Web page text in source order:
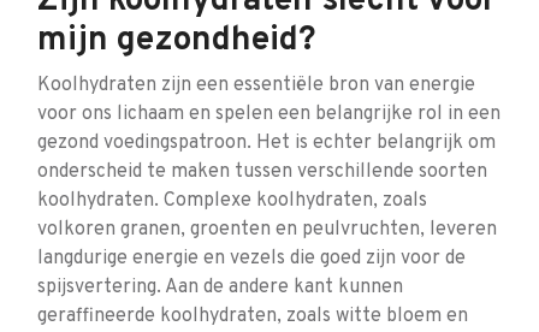
mijn gezondheid?
Koolhydraten zijn een essentiële bron van energie
voor ons lichaam en spelen een belangrijke rol in een
gezond voedingspatroon. Het is echter belangrijk om
onderscheid te maken tussen verschillende soorten
koolhydraten. Complexe koolhydraten, zoals
volkoren granen, groenten en peulvruchten, leveren
langdurige energie en vezels die goed zijn voor de
spijsvertering. Aan de andere kant kunnen
geraffineerde koolhydraten, zoals witte bloem en